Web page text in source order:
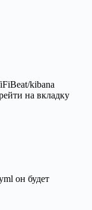
kibana
на вкладку
он будет